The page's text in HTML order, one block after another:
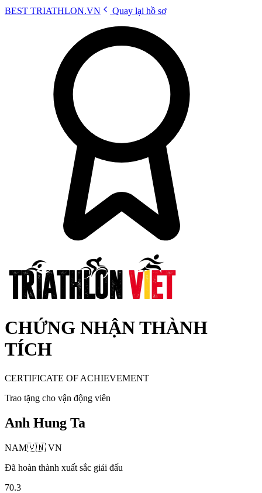
BEST TRIATHLON.VN Quay lại hồ sơ
CHỨNG NHẬN THÀNH
TÍCH
CERTIFICATE OF ACHIEVEMENT
Trao tặng cho vận động viên
Anh Hung Ta
NAM🇻🇳 VN
Đã hoàn thành xuất sắc giải đấu
70.3